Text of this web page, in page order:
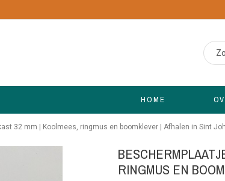
HOME
32 mm | Koolmees, ringmus en boomklever | Afhalen in Sint
RINGMUS EN